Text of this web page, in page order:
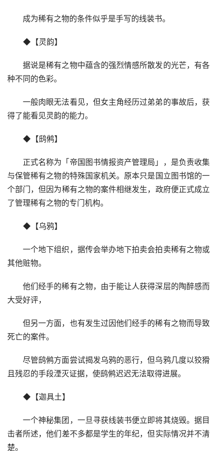
成为稀有之物的条件似乎是手写的线装书。
◆【灵韵】
据说是稀有之物中蕴含的强烈情感所散发的光芒，有各
种不同的色彩。
一般肉眼无法看见，但女主角经历过弟弟的事故后，获
得了能看见灵韵的能力。
◆【鸱鸺】
正式名称为「帝国图书情报资产管理局」，是负责收集
与保管稀有之物的特殊国家机关。原本只是国立图书馆的一
个部门，但因为稀有之物的案件相继发生，政府便正式成立
了管理稀有之物的专门机构。
◆【乌鸦】
一个地下组织，据传会举办地下拍卖会拍卖稀有之物或
其他赃物。
他们经手的稀有之物，由于能让人获得深层的陶醉感而
大受好评，
但另一方面，也有发生过因他们经手的稀有之物而导致
死亡的案件。
尽管鸱鸺方面尝试揭发乌鸦的恶行，但乌鸦几度以狡猾
且残忍的手段湮灭证据，使鸱鸺迟迟无法取得进展。
◆【迦具土】
一个神秘集团，一旦寻获线装书便立即将其烧毁。据目
击者所述，他们差不多都是学生的年纪，但实际情况并不清
楚。